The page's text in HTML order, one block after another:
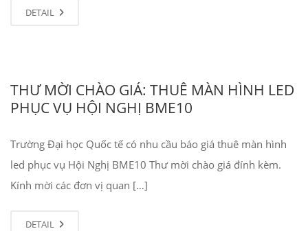
DETAIL
THƯ MỜI CHÀO GIÁ: THUÊ MÀN HÌNH LED
PHỤC VỤ HỘI NGHỊ BME10
Trường Đại học Quốc tế có nhu cầu báo giá thuê màn hình
led phục vụ Hội Nghị BME10 Thư mời chào giá đính kèm.
Kính mời các đơn vị quan […]
DETAIL